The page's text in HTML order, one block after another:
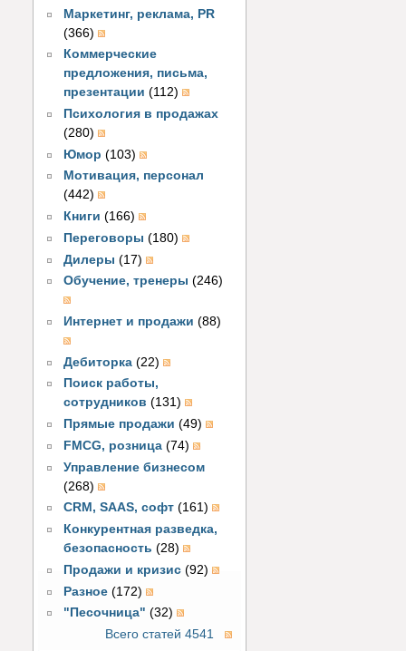
Маркетинг, реклама, PR
(366)
Коммерческие
предложения, письма,
презентации (112)
Психология в продажах
(280)
Юмор (103)
Мотивация, персонал
(442)
Книги (166)
Переговоры (180)
Дилеры (17)
Обучение, тренеры (246)
Интернет и продажи (88)
Дебиторка (22)
Поиск работы,
сотрудников (131)
Прямые продажи (49)
FMCG, розница (74)
Управление бизнесом
(268)
CRM, SAAS, софт (161)
Конкурентная разведка,
безопасность (28)
Продажи и кризис (92)
Разное (172)
"Песочница" (32)
Всего статей 4541